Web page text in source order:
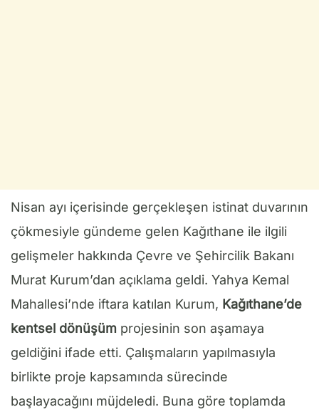
Nisan ayı içerisinde gerçekleşen istinat duvarının
çökmesiyle gündeme gelen Kağıthane ile ilgili
gelişmeler hakkında Çevre ve Şehircilik Bakanı
Murat Kurum’dan açıklama geldi. Yahya Kemal
Mahallesi’nde iftara katılan Kurum, Kağıthane’de
kentsel dönüşüm projesinin son aşamaya
geldiğini ifade etti. Çalışmaların yapılmasıyla
birlikte proje kapsamında sürecinde
başlayacağını müjdeledi. Buna göre toplamda